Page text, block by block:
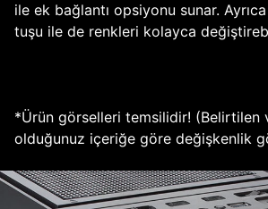
ile ek bağlantı opsiyonu sunar.
tuşu ile de renkleri kolayca
*Ürün görselleri temsilidir! (Belirtilen
olduğunuz içeriğe göre değişkenlik